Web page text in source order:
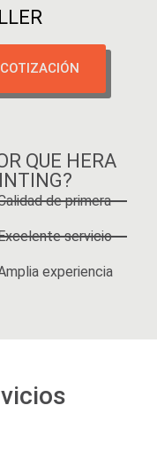
COTIZACIÓN
QUE HERA
de primera
servicio
experiencia